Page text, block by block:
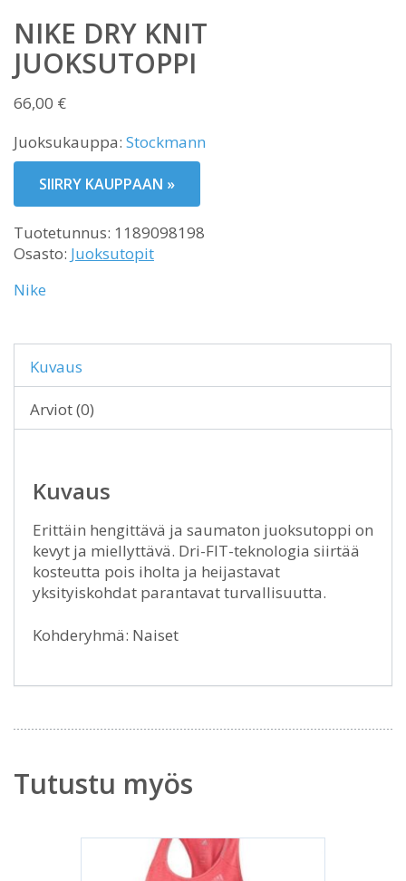
NIKE DRY KNIT
JUOKSUTOPPI
66,00 €
Juoksukauppa: Stockmann
SIIRRY KAUPPAAN »
Tuotetunnus: 1189098198
Osasto: Juoksutopit
Nike
Kuvaus
Arviot (0)
Kuvaus
Erittäin hengittävä ja saumaton juoksutoppi on
kevyt ja miellyttävä. Dri-FIT-teknologia siirtää
kosteutta pois iholta ja heijastavat
yksityiskohdat parantavat turvallisuutta.
Kohderyhmä: Naiset
Tutustu myös